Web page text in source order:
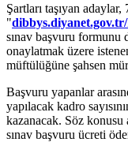
Şartları taşıyan
"
sınav başvuru formunu
onaylatmak üzere
müftülüğüne şahsen
Başvuru yapanlar
yapılacak kadro
kazanacak. Söz
sınav başvuru ücreti